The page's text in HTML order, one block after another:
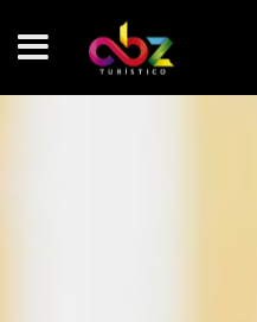
NOTICIAS SOBRESALIENTES